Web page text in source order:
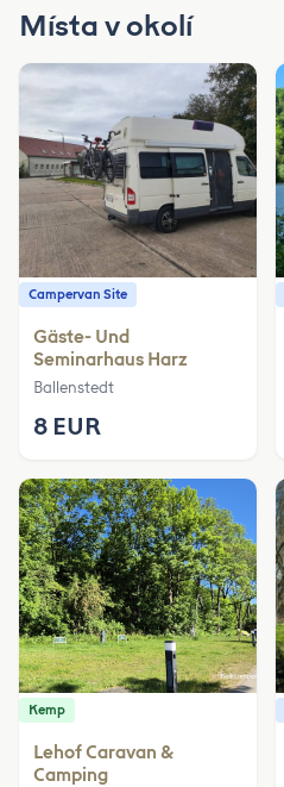
Místa v okolí
Campervan Site
Gäste- Und
Seminarhaus Harz
Ballenstedt
8 EUR
Kemp
Lehof Caravan &
Camping